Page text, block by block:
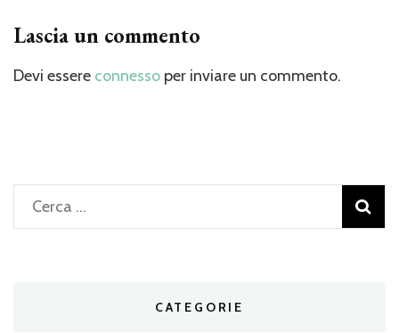
Lascia un commento
Devi essere connesso per inviare un commento.
Ricerca
per:
CATEGORIE